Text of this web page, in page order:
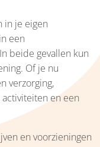
in je eigen
een
beide gevallen kun
Of je nu
verzorging,
en een
en voorzieningen